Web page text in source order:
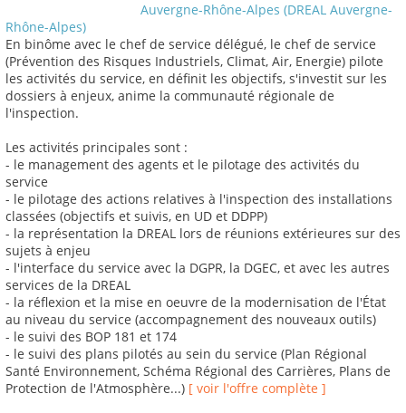
Auvergne-Rhône-Alpes (DREAL Auvergne-
Rhône-Alpes)
En binôme avec le chef de service délégué, le chef de service
(Prévention des Risques Industriels, Climat, Air, Energie) pilote
les activités du service, en définit les objectifs, s'investit sur les
dossiers à enjeux, anime la communauté régionale de
l'inspection.
Les activités principales sont :
- le management des agents et le pilotage des activités du
service
- le pilotage des actions relatives à l'inspection des installations
classées (objectifs et suivis, en UD et DDPP)
- la représentation la DREAL lors de réunions extérieures sur des
sujets à enjeu
- l'interface du service avec la DGPR, la DGEC, et avec les autres
services de la DREAL
- la réflexion et la mise en oeuvre de la modernisation de l'État
au niveau du service (accompagnement des nouveaux outils)
- le suivi des BOP 181 et 174
- le suivi des plans pilotés au sein du service (Plan Régional
Santé Environnement, Schéma Régional des Carrières, Plans de
Protection de l'Atmosphère...) [ voir l'offre complète ]